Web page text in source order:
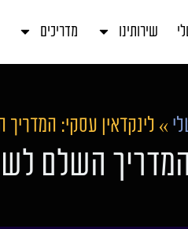
שירותינו מדריכים
» לינקדאין עסקי: המדריך
השלם